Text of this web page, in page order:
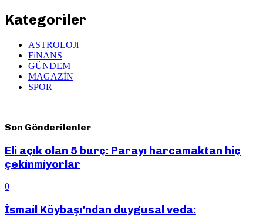
Kategoriler
ASTROLOJi
FiNANS
GÜNDEM
MAGAZİN
SPOR
Son Gönderilenler
Eli açık olan 5 burç: Parayı harcamaktan hiç
çekinmiyorlar
0
İsmail Köybaşı’ndan duygusal veda: